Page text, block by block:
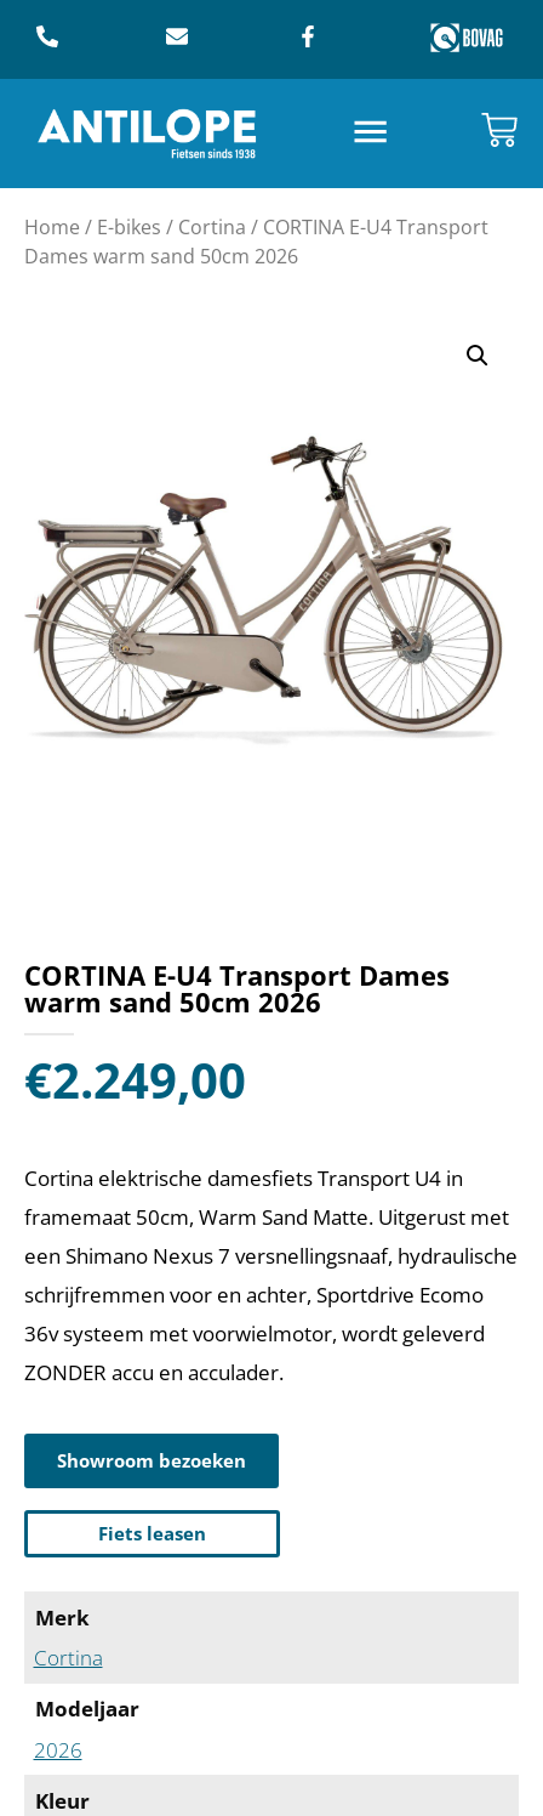
Home / E-bikes / Cortina / CORTINA E-U4 Transport
Dames warm sand 50cm 2026
CORTINA E-U4 Transport Dames
warm sand 50cm 2026
€2.249,00
Cortina elektrische damesfiets Transport U4 in
framemaat 50cm, Warm Sand Matte. Uitgerust met
een Shimano Nexus 7 versnellingsnaaf, hydraulische
schrijfremmen voor en achter, Sportdrive Ecomo
36v systeem met voorwielmotor, wordt geleverd
ZONDER accu en acculader.
Showroom bezoeken
Fiets leasen
Merk
Cortina
Modeljaar
2026
Kleur